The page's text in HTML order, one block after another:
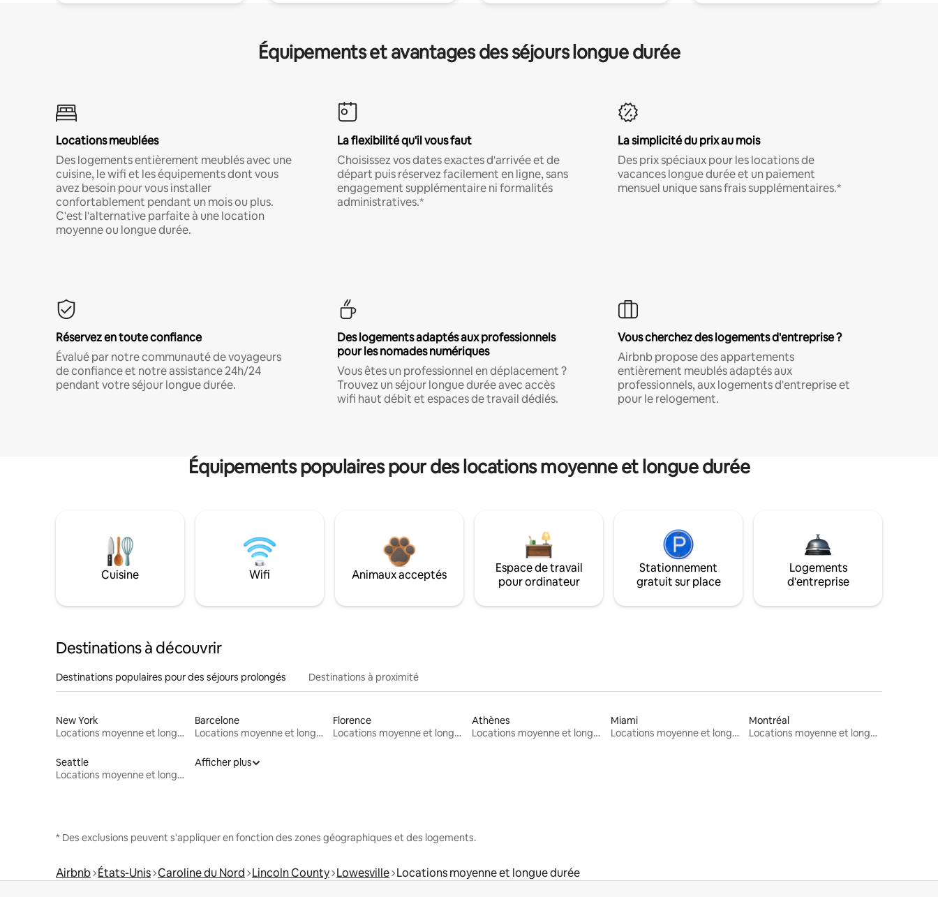
Équipements et avantages des séjours longue durée
Locations meublées
Des logements entièrement meublés avec une
cuisine, le wifi et les équipements dont vous
avez besoin pour vous installer
confortablement pendant un mois ou plus.
C'est l'alternative parfaite à une location
moyenne ou longue durée.
La flexibilité qu'il vous faut
Choisissez vos dates exactes d'arrivée et de
départ puis réservez facilement en ligne, sans
engagement supplémentaire ni formalités
administratives.*
La simplicité du prix au mois
Des prix spéciaux pour les locations de
vacances longue durée et un paiement
mensuel unique sans frais supplémentaires.*
Réservez en toute confiance
Évalué par notre communauté de voyageurs
de confiance et notre assistance 24h/24
pendant votre séjour longue durée.
Des logements adaptés aux professionnels
pour les nomades numériques
Vous êtes un professionnel en déplacement ?
Trouvez un séjour longue durée avec accès
wifi haut débit et espaces de travail dédiés.
Vous cherchez des logements d'entreprise ?
Airbnb propose des appartements
entièrement meublés adaptés aux
professionnels, aux logements d'entreprise et
pour le relogement.
Équipements populaires pour des locations moyenne et longue durée
Cuisine Wifi Animaux acceptés
Espace de travail
pour ordinateur
Stationnement
gratuit sur place
Logements
d'entreprise
Destinations à découvrir
Destinations populaires pour des séjours prolongés Destinations à proximité
New York
Locations moyenne et longue durée
Barcelone
Locations moyenne et longue durée
Florence
Locations moyenne et longue durée
Athènes
Locations moyenne et longue durée
Miami
Locations moyenne et longue durée
Montréal
Locations moyenne et longue durée
Seattle
Locations moyenne et longue durée
Afficher plus
* Des exclusions peuvent s'appliquer en fonction des zones géographiques et des logements.
Airbnb États-Unis Caroline du Nord Lincoln County Lowesville Locations moyenne et longue durée